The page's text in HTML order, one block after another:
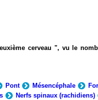
cerveau ", vu le
Pont Mésencéphale
Nerfs spinaux (rachidiens)